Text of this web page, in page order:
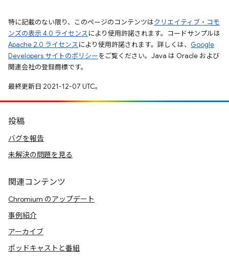
特に記載のない限り、このページのコンテンツはクリエイティブ・コモ
ンズの表示 4.0 ライセンスにより使用許諾されます。コードサンプルは
Apache 2.0 ライセンスにより使用許諾されます。詳しくは、 Google
Developers サイトのポリシーをご覧ください。Java は Oracle および
関連会社の登録商標です。
最終更新日 2021-12-07 UTC。
投稿
バグを報告
未解決の問題を見る
関連コンテンツ
Chromium のアップデート
事例紹介
アーカイブ
ポッドキャストと番組